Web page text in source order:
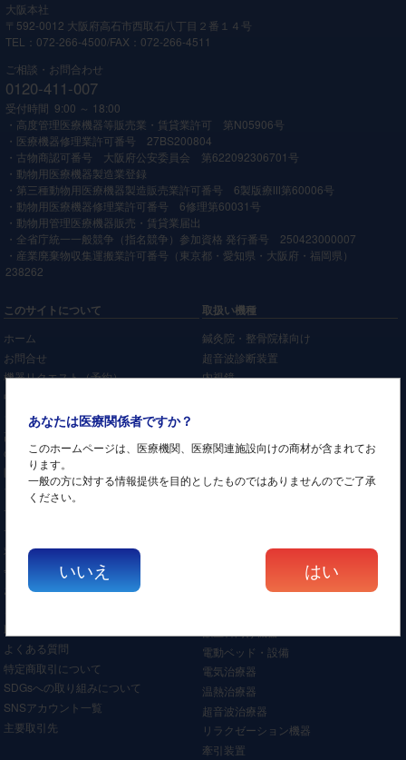
あなたは医療関係者ですか？
このホームページは、医療機関、医療関連施設向けの商材が含まれてお
ります。
一般の方に対する情報提供を目的としたものではありませんのでご了承
ください。
いいえ はい
大阪本社
〒592-0012 大阪府高石市西取石八丁目２番１４号
TEL：072-266-4500/FAX：072-266-4511
ご相談・お問合わせ
0120-411-007
受付時間 9:00 ～ 18:00
・高度管理医療機器等販売業・賃貸業許可 第N05906号
・医療機器修理業許可番号 27BS200804
・古物商認可番号 大阪府公安委員会 第622092306701号
・動物用医療機器製造業登録
・第三種動物用医療機器製造販売業許可番号 6製版療Ⅲ第60006号
・動物用医療機器修理業許可番号 6修理第60031号
・動物用管理医療機器販売・賃貸業届出
・全省庁統一一般競争（指名競争）参加資格 発行番号 250423000007
・産業廃棄物収集運搬業許可番号（東京都・愛知県・大阪府・福岡県）
238262
このサイトについて
ホーム
お問合せ
機器リクエスト（予約）
中古医療機器販売 商品ラインナップ
ショールームのご案内
高価買取・査定 今すぐ査定をお考え
の方
医療機器の配送料金について
プライバシーポリシー
サイトポリシー
サイトマップ
求人情報
会社案内
お客様の声
取扱実績
よくある質問
特定商取引について
SDGsへの取り組みについて
SNSアカウント一覧
主要取引先
取扱い機種
鍼灸院・整骨院様向け
超音波診断装置
内視鏡
検体検査機器
手術関連機器
画像読取装置
耳鼻科向け機器
電動ベッド・設備
電気治療器
温熱治療器
超音波治療器
リラクゼーション機器
牽引装置